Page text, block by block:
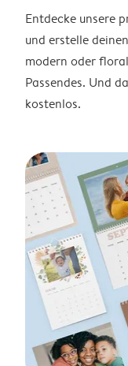
Entdecke unsere
und erstelle
modern oder
Passendes. Und
kostenlos.